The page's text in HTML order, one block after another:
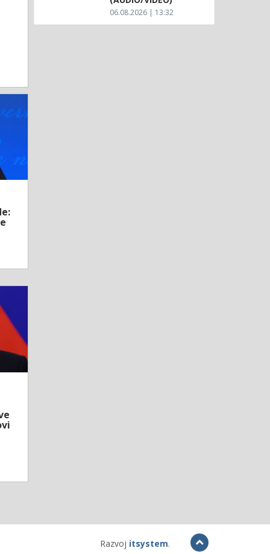
06.08.2026 | 13:32
Razvoj itsystem.